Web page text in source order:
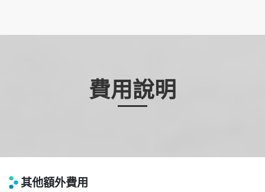
四信用合作社、台中第二市場等，離屋
馬燒肉中友店也不遠，地理位置非常